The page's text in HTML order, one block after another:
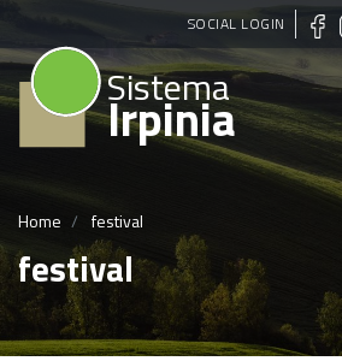
Salta
al
contenuto
principale
SOCIAL LOGIN
Sistema
Irpinia
Home festival
festival